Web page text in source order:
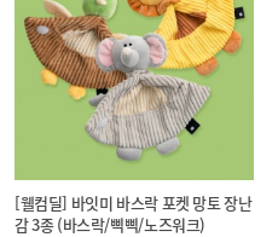
[웰컴딜] 바잇미 바스락 포켓 망토 장난
감 3종 (바스락/삑삑/노즈워크)